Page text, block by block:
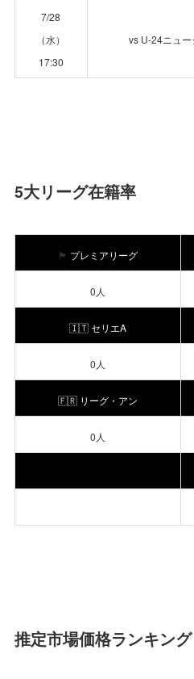
7/28
（水）
17:30
vs U-24ニュ
5大リーグ在籍率
🏴󠁧󠁢󠁥󠁮󠁧󠁿 プレミアリーグ
0人
🇮🇹 セリエA
0人
🇫🇷 リーグ・アン
0人
推定市場価格ランキング